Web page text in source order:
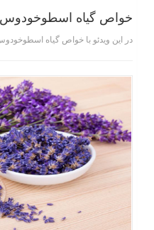
خواص گیاه اسطوخودوس
در این ویدئو با خواص گیاه